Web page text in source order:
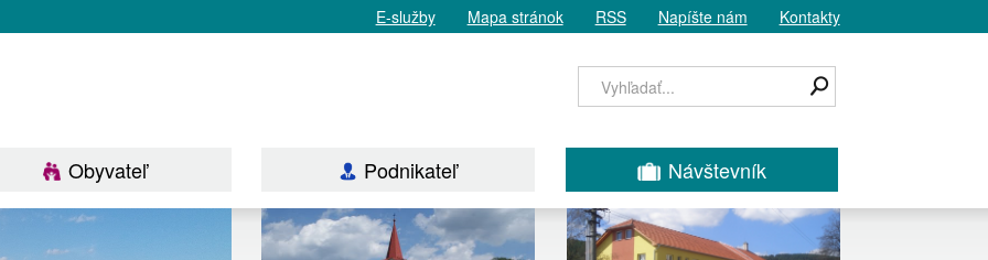
E-služby Mapa stránok RSS Napíšte nám Kontakty
Obyvateľ Podnikateľ Návštevník